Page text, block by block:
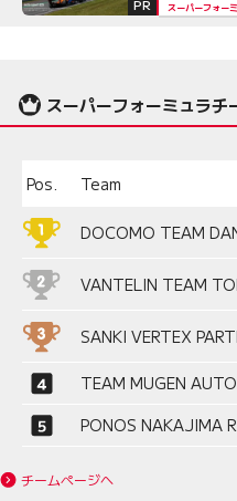
PR スーパーフォー
スーパーフォーミュラチ
Pos. Team
DOCOMO TEAM
VANTELIN TEAM
SANKI VERTEX
TEAM MUGEN
PONOS NAKAJIMA
チームページへ